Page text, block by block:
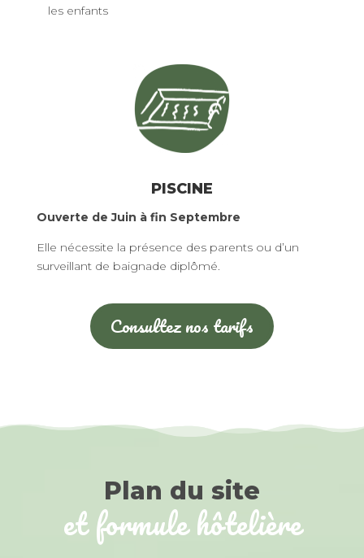
les enfants
PISCINE
Ouverte de Juin à fin Septembre
Elle nécessite la présence des parents ou d’un
surveillant de baignade diplômé.
Consultez nos tarifs
Plan du site
et formule hôtelière